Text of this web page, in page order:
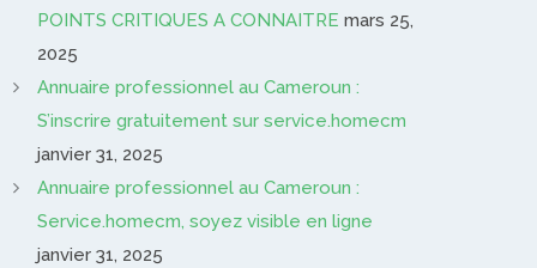
POINTS CRITIQUES A CONNAITRE mars 25,
2025
Annuaire professionnel au Cameroun :
S’inscrire gratuitement sur service.homecm
janvier 31, 2025
Annuaire professionnel au Cameroun :
Service.homecm, soyez visible en ligne
janvier 31, 2025